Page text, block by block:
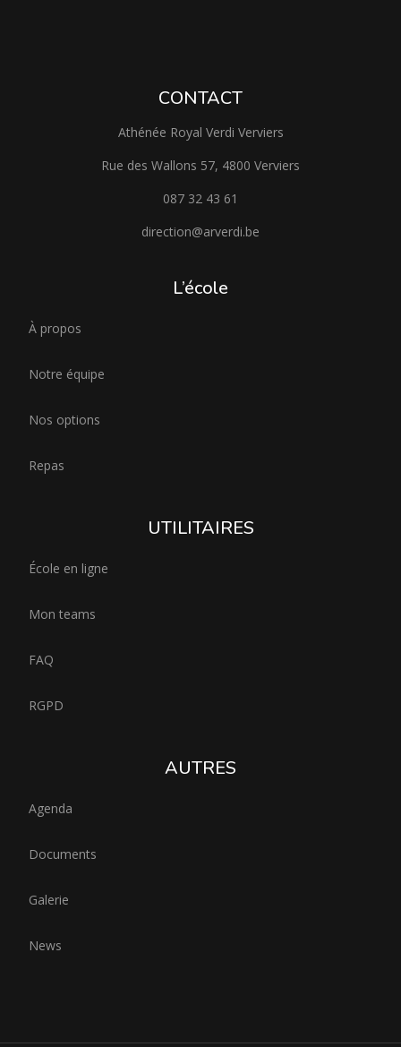
CONTACT
Athénée Royal Verdi Verviers
Rue des Wallons 57, 4800 Verviers
087 32 43 61
direction@arverdi.be
L’école
À propos
Notre équipe
Nos options
Repas
UTILITAIRES
École en ligne
Mon teams
FAQ
RGPD
AUTRES
Agenda
Documents
Galerie
News